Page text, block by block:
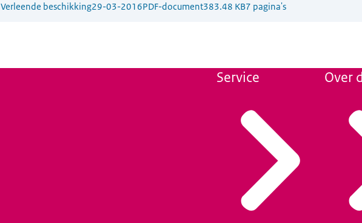
Verleende beschikking29-03-2016PDF-document383.48 KB7 pagina's
Service Over